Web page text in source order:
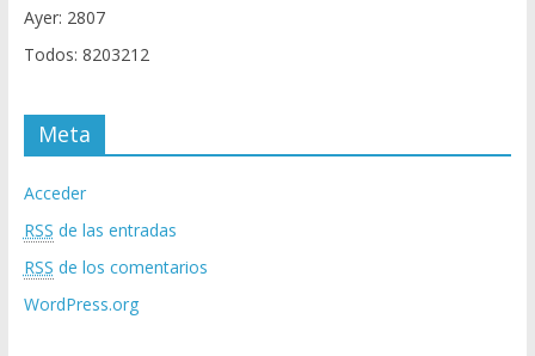
Ayer: 2807
Todos: 8203212
Meta
Acceder
RSS de las entradas
RSS de los comentarios
WordPress.org